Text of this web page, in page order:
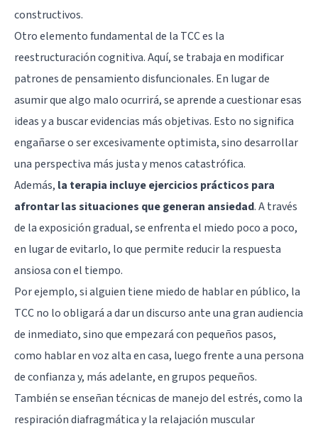
constructivos.
Otro elemento fundamental de la TCC es la
reestructuración cognitiva. Aquí, se trabaja en modificar
patrones de pensamiento disfuncionales. En lugar de
asumir que algo malo ocurrirá, se aprende a cuestionar esas
ideas y a buscar evidencias más objetivas. Esto no significa
engañarse o ser excesivamente optimista, sino desarrollar
una perspectiva más justa y menos catastrófica.
Además, la terapia incluye ejercicios prácticos para
afrontar las situaciones que generan ansiedad. A través
de la exposición gradual, se enfrenta el miedo poco a poco,
en lugar de evitarlo, lo que permite reducir la respuesta
ansiosa con el tiempo.
Por ejemplo, si alguien tiene miedo de hablar en público, la
TCC no lo obligará a dar un discurso ante una gran audiencia
de inmediato, sino que empezará con pequeños pasos,
como hablar en voz alta en casa, luego frente a una persona
de confianza y, más adelante, en grupos pequeños.
También se enseñan técnicas de manejo del estrés, como la
respiración diafragmática y la relajación muscular